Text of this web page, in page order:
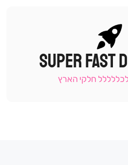
|
תומכי
-
SUPER FAST
חלקי הארץ